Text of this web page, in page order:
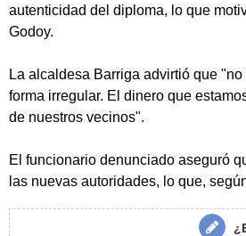
autenticidad del diploma, lo que
Godoy.
La alcaldesa Barriga advirtió que
forma irregular. El dinero que
de nuestros vecinos".
El funcionario denunciado aseguró
las nuevas autoridades, lo que,